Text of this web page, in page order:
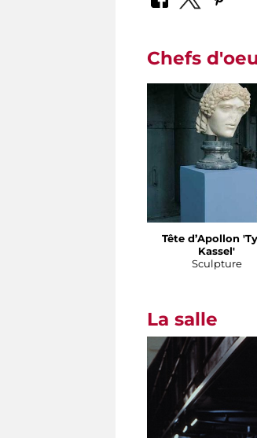
Chefs
Tête d’Apollon
Kassel'
Sculpture
La salle